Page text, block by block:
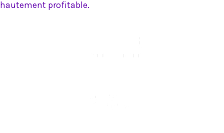
hautement profitable.